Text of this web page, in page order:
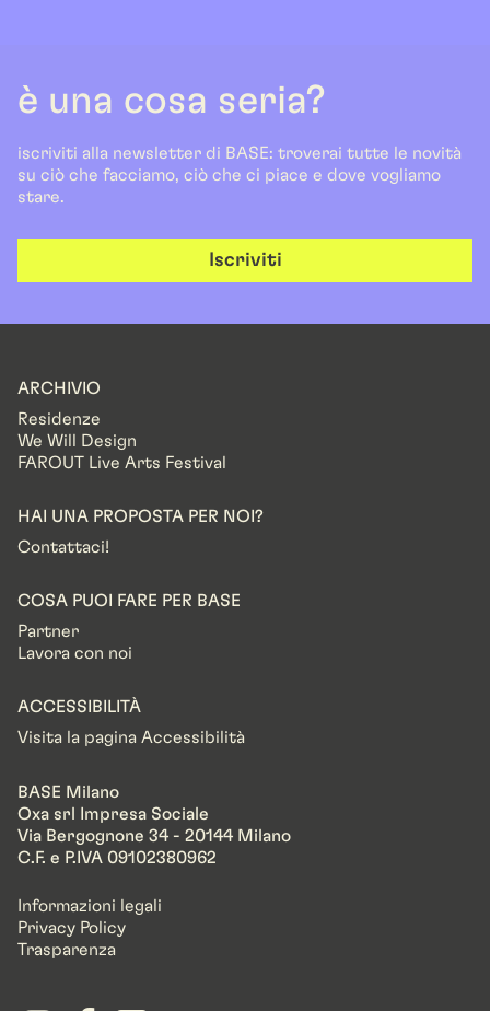
è una cosa seria?
iscriviti alla newsletter di BASE: troverai tutte le novità
su ciò che facciamo, ciò che ci piace e dove vogliamo
stare.
Iscriviti
ARCHIVIO
Residenze
We Will Design
FAROUT Live Arts Festival
HAI UNA PROPOSTA PER NOI?
Contattaci!
COSA PUOI FARE PER BASE
Partner
Lavora con noi
ACCESSIBILITÀ
Visita la pagina Accessibilità
BASE Milano
Oxa srl Impresa Sociale
Via Bergognone 34 - 20144 Milano
C.F. e P.IVA 09102380962
Informazioni legali
Privacy Policy
Trasparenza